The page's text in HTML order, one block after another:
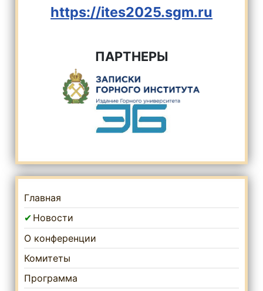
Главная
Новости
О конференции
Комитеты
Программа
https://ites2025.sgm.ru
ПАРТНЕРЫ